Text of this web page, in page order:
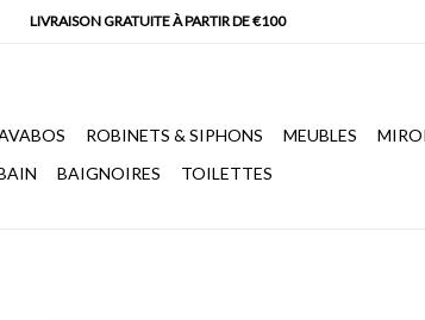
ROBINETS & SIPHONS MEUBLES
BAIGNOIRES TOILETTES